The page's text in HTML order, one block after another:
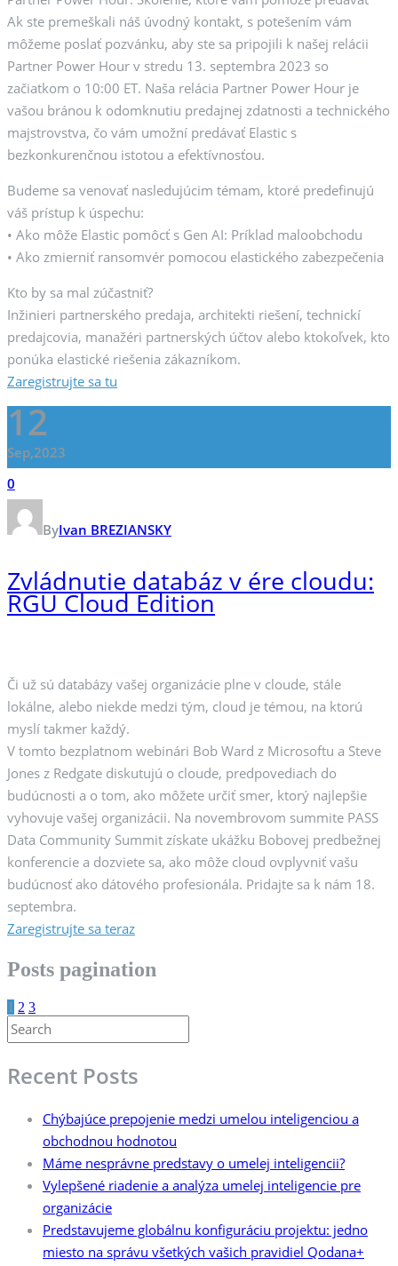
Ak ste premeškali náš úvodný kontakt, s potešením vám
môžeme poslať pozvánku, aby ste sa pripojili k našej relácii
Partner Power Hour v stredu 13. septembra 2023 so
začiatkom o 10:00 ET. Naša relácia Partner Power Hour je
vašou bránou k odomknutiu predajnej zdatnosti a technického
majstrovstva, čo vám umožní predávať Elastic s
bezkonkurenčnou istotou a efektívnosťou.
Budeme sa venovať nasledujúcim témam, ktoré predefinujú
váš prístup k úspechu:
• Ako môže Elastic pomôcť s Gen AI: Príklad maloobchodu
• Ako zmierniť ransomvér pomocou elastického zabezpečenia
Kto by sa mal zúčastniť?
Inžinieri partnerského predaja, architekti riešení, technickí
predajcovia, manažéri partnerských účtov alebo ktokoľvek, kto
ponúka elastické riešenia zákazníkom.
Zaregistrujte sa tu
12
Sep,2023
0
ByIvan BREZIANSKY
Zvládnutie databáz v ére cloudu:
RGU Cloud Edition
Či už sú databázy vašej organizácie plne v cloude, stále
lokálne, alebo niekde medzi tým, cloud je témou, na ktorú
myslí takmer každý.
V tomto bezplatnom webinári Bob Ward z Microsoftu a Steve
Jones z Redgate diskutujú o cloude, predpovediach do
budúcnosti a o tom, ako môžete určiť smer, ktorý najlepšie
vyhovuje vašej organizácii. Na novembrovom summite PASS
Data Community Summit získate ukážku Bobovej predbežnej
konferencie a dozviete sa, ako môže cloud ovplyvniť vašu
budúcnosť ako dátového profesionála. Pridajte sa k nám 18.
septembra.
Zaregistrujte sa teraz
Posts pagination
1 2 3
Recent Posts
Chýbajúce prepojenie medzi umelou inteligenciou a
obchodnou hodnotou
Máme nesprávne predstavy o umelej inteligencii?
Vylepšené riadenie a analýza umelej inteligencie pre
organizácie
Predstavujeme globálnu konfiguráciu projektu: jedno
miesto na správu všetkých vašich pravidiel Qodana+